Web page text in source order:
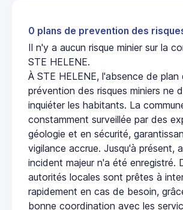
0 plans de prevention des
Il n'y a aucun risque minier sur la
STE HELENE.
À STE HELENE, l'absence de plan
prévention des risques miniers ne
inquiéter les habitants. La
constamment surveillée par des
géologie et en sécurité,
vigilance accrue. Jusqu'à présent,
incident majeur n'a été enregistré.
autorités locales sont prêtes à
rapidement en cas de besoin,
bonne coordination avec les